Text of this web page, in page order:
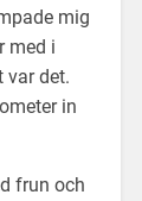
mig
med i
var det.
in
frun och